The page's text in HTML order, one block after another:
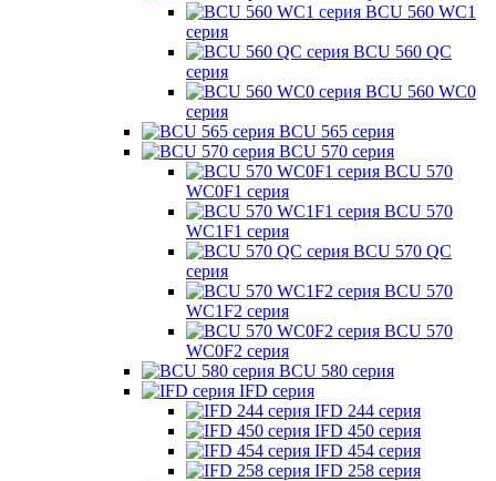
BCU 560 WC1
серия
BCU 560 QC
серия
BCU 560 WC0
серия
BCU 565 серия
BCU 570 серия
BCU 570
WC0F1 серия
BCU 570
WC1F1 серия
BCU 570 QC
серия
BCU 570
WC1F2 серия
BCU 570
WC0F2 серия
BCU 580 серия
IFD серия
IFD 244 серия
IFD 450 серия
IFD 454 серия
IFD 258 серия